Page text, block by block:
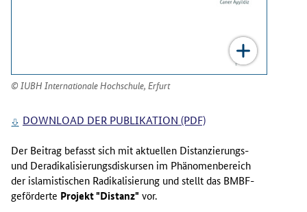
IUBH Internationale Hochschule, Erfurt
DOWNLOAD DER PUBLIKATION (PDF)
Der Beitrag befasst sich mit aktuellen Distanzierungs-
und Deradikalisierungsdiskursen im Phänomenbereich
der islamistischen Radikalisierung und stellt das BMBF-
geförderte Projekt "Distanz" vor.